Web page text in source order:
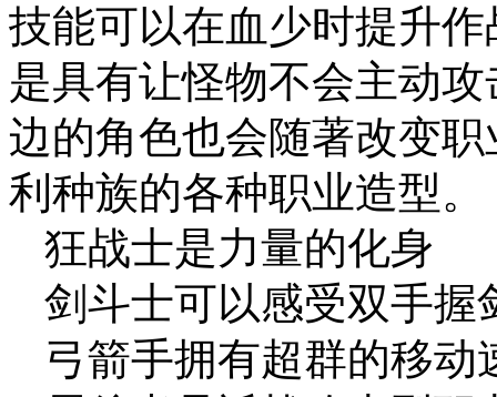
技能可以在血少时提升
是具有让怪物不会主动
边的角色也会随著改变
利种族的各种职业造型。
狂战士是力量的化身
剑斗士可以感受双手握
弓箭手拥有超群的移动